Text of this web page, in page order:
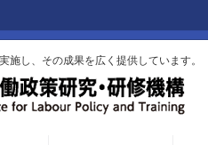
施し、その成果を広く提供しています。